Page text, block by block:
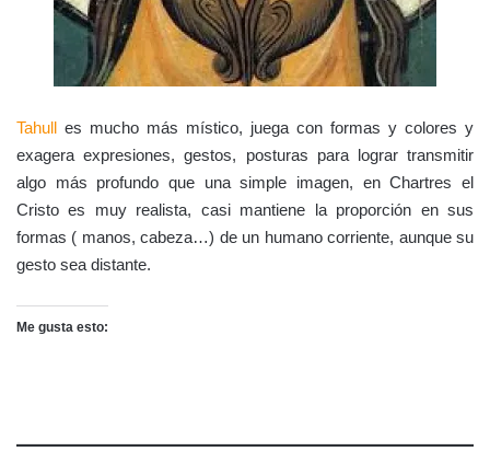
Tahull es mucho más místico, juega con formas y colores y
exagera expresiones, gestos, posturas para lograr transmitir
algo más profundo que una simple imagen, en Chartres el
Cristo es muy realista, casi mantiene la proporción en sus
formas ( manos, cabeza…) de un humano corriente, aunque su
gesto sea distante.
Me gusta esto: